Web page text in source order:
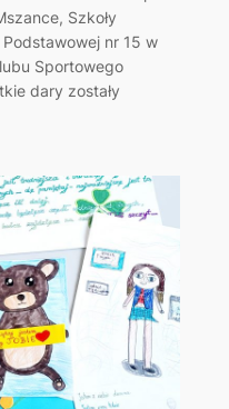
Szkoły
nr 15 w
Sportowego
dary zostały